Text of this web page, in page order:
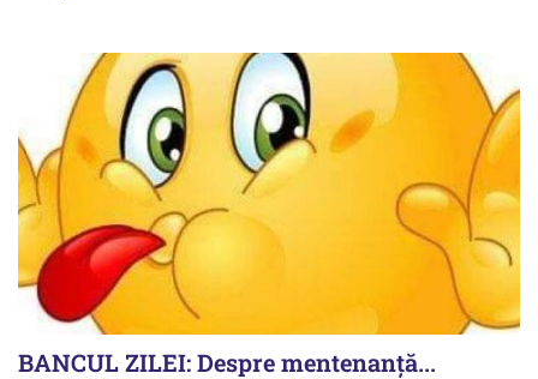
BANCUL ZILEI: Despre mentenanță...